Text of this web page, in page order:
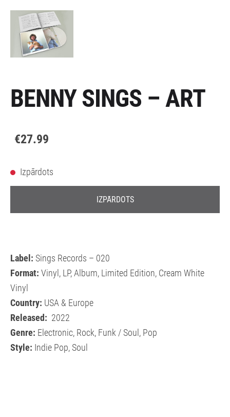
BENNY SINGS – ART
€27.99
Izpārdots
IZPĀRDOTS
Label: Sings Records – 020
Format: Vinyl, LP, Album, Limited Edition, Cream White
Vinyl
Country: USA & Europe
Released: 2022
Genre: Electronic, Rock, Funk / Soul, Pop
Style: Indie Pop, Soul